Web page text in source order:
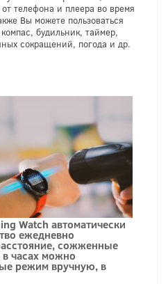
телефона и плеера во время
Вы можете пользоваться
будильник, таймер,
сокращений, погода и др.
Watch автоматически
ежедневно
сожженные
часах можно
режим вручную, в